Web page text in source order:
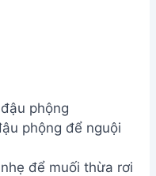
phộng
phộng để nguội
để muối thừa rơi